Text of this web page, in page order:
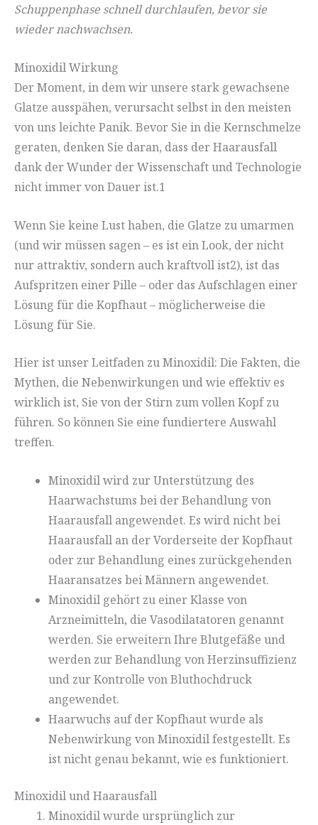
Schuppenphase schnell durchlaufen, bevor sie
wieder nachwachsen.
Minoxidil Wirkung
Der Moment, in dem wir unsere stark gewachsene
Glatze ausspähen, verursacht selbst in den meisten
von uns leichte Panik. Bevor Sie in die Kernschmelze
geraten, denken Sie daran, dass der Haarausfall
dank der Wunder der Wissenschaft und Technologie
nicht immer von Dauer ist.1
Wenn Sie keine Lust haben, die Glatze zu umarmen
(und wir müssen sagen – es ist ein Look, der nicht
nur attraktiv, sondern auch kraftvoll ist2), ist das
Aufspritzen einer Pille – oder das Aufschlagen einer
Lösung für die Kopfhaut – möglicherweise die
Lösung für Sie.
Hier ist unser Leitfaden zu Minoxidil: Die Fakten, die
Mythen, die Nebenwirkungen und wie effektiv es
wirklich ist, Sie von der Stirn zum vollen Kopf zu
führen. So können Sie eine fundiertere Auswahl
treffen.
Minoxidil wird zur Unterstützung des
Haarwachstums bei der Behandlung von
Haarausfall angewendet. Es wird nicht bei
Haarausfall an der Vorderseite der Kopfhaut
oder zur Behandlung eines zurückgehenden
Haaransatzes bei Männern angewendet.
Minoxidil gehört zu einer Klasse von
Arzneimitteln, die Vasodilatatoren genannt
werden. Sie erweitern Ihre Blutgefäße und
werden zur Behandlung von Herzinsuffizienz
und zur Kontrolle von Bluthochdruck
angewendet.
Haarwuchs auf der Kopfhaut wurde als
Nebenwirkung von Minoxidil festgestellt. Es
ist nicht genau bekannt, wie es funktioniert.
Minoxidil und Haarausfall
Minoxidil wurde ursprünglich zur